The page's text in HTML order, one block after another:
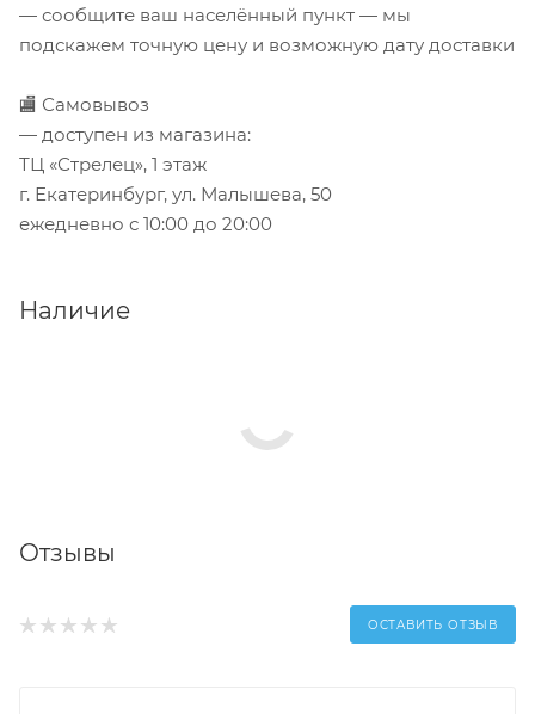
— сообщите ваш населённый пункт — мы
подскажем точную цену и возможную дату доставки
🏬 Самовывоз
— доступен из магазина:
ТЦ «Стрелец», 1 этаж
г. Екатеринбург, ул. Малышева, 50
ежедневно с 10:00 до 20:00
Наличие
Отзывы
ОСТАВИТЬ ОТЗЫВ